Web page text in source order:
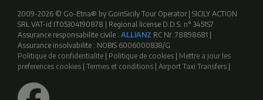
2009-2026 © Go-Etna® by GoinSicily Tour Operator | SICILY ACTION
SRL VAT-id:IT05304190878 | Regional license D.D.S. n° 3451S7
Assurance responsabilite civile : ALLIANZ RC Nr.:78898681 |
Assurance insolvabilite : NOBIS 6006000838/G
Politique de confidentialite
Politique de cookies
Mettre a jour les
preferences cookies Termes et conditions Airport Taxi Transfers